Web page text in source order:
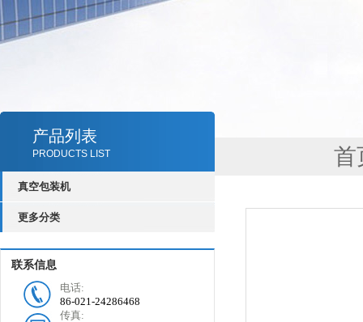
产品列表
PRODUCTS LIST
真空包装机
更多分类
联系信息
电话:
86-021-24286468
传真:
首